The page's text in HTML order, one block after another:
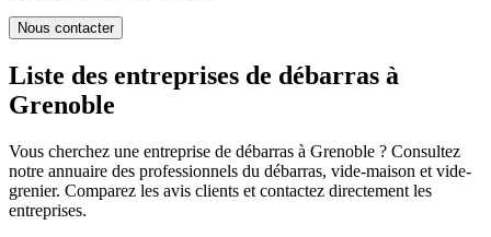
Nous contacter
Liste des entreprises de débarras à
Grenoble
Vous cherchez une entreprise de débarras à Grenoble ? Consultez
notre annuaire des professionnels du débarras, vide-maison et vide-
grenier. Comparez les avis clients et contactez directement les
entreprises.